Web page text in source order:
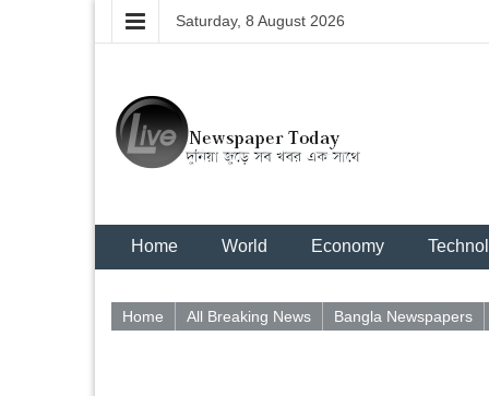
Saturday, 8 August 2026
Home World Economy
Home All Breaking News Bangla Newspapers